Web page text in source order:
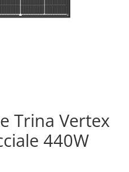
Trina Vertex
440W